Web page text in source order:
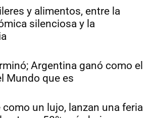
y alimentos, entre la
silenciosa y la
Argentina ganó como el
Mundo que es
como un lujo, lanzan una feria